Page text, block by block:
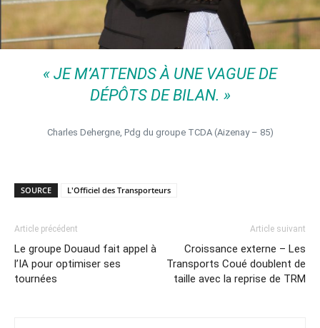
« JE M’ATTENDS À UNE VAGUE DE
DÉPÔTS DE BILAN. »
Charles Dehergne, Pdg du groupe TCDA (Aizenay – 85)
SOURCE L'Officiel des Transporteurs
Article précédent
Le groupe Douaud fait appel à
l’IA pour optimiser ses
tournées
Article suivant
Croissance externe – Les
Transports Coué doublent de
taille avec la reprise de TRM